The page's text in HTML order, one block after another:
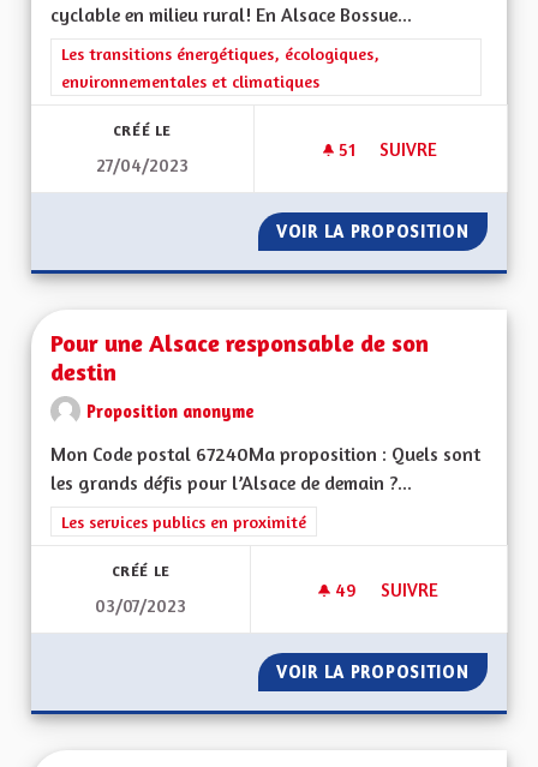
cyclable en milieu rural! En Alsace Bossue...
Filtrer les résultats de la catégorie : Les transitions
Les transitions énergétiques, écologiques,
environnementales et climatiques
CRÉÉ LE
27/04/2023
51 51 ABONNÉS
SUIVRE
VOIR LA PROPOSITION PISTES
Pour une Alsace responsable de son
destin
Proposition anonyme
Mon Code postal 67240Ma proposition : Quels sont
les grands défis pour l’Alsace de demain ?...
Filtrer les résultats de la catégorie : Les services publics en
Les services publics en proximité
CRÉÉ LE
03/07/2023
49 49 ABONNÉS
SUIVRE
VOIR LA PROPOSITION POUR